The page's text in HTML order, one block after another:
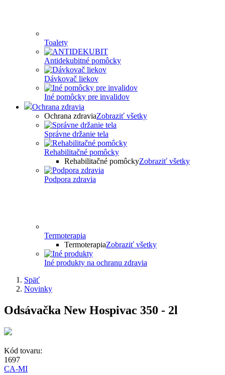
Toalety
Antidekubitné pomôcky
Dávkovač liekov
Iné pomôcky pre invalidov
Ochrana zdravia
Ochrana zdraviaZobraziť všetky
Správne držanie tela
Rehabilitačné pomôcky
Rehabilitačné pomôckyZobraziť všetky
Podpora zdravia
Termoterapia
TermoterapiaZobraziť všetky
Iné produkty na ochranu zdravia
Späť
Novinky
Odsávačka New Hospivac 350 - 2l
Kód tovaru:
1697
CA-MI